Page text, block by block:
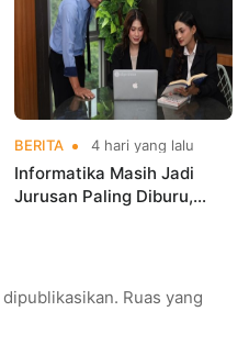
BERITA 4 hari yang lalu
Informatika Masih Jadi
Jurusan Paling Diburu,
Ruas yang